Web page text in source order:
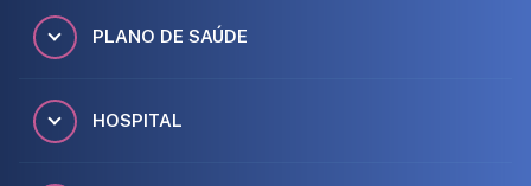
PLANO DE SAÚDE
HOSPITAL